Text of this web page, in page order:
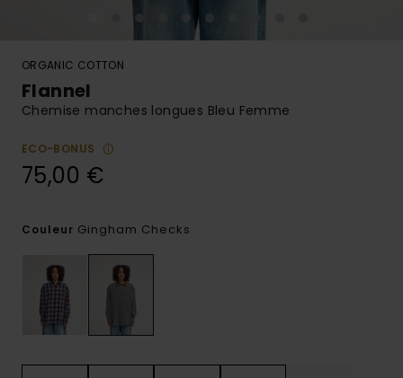
ORGANIC COTTON
Flannel
Chemise manches longues Bleu Femme
ECO-BONUS
75,00 €
Couleur Gingham Checks